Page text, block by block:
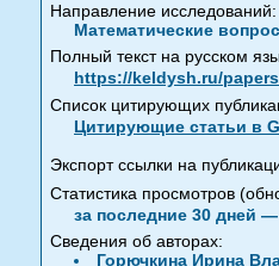
Направление исследований:
Математические
Полный текст на русском
https://keldysh.ru/
Список цитирующих
Цитирующие статьи в
Экспорт ссылки на
Статистика просмотров
за последние 30 дней —
Сведения об авторах:
Горючкина Ирина